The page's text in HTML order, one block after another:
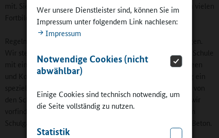
Wer unsere Dienstleister sind, können Sie im
Impressum unter folgendem Link nachlesen:
Impressum
Notwendige Cookies (nicht
abwählbar)
Einige Cookies sind technisch notwendig, um
die Seite vollständig zu nutzen.
Statistik
mit. Sie tauschen sich untereinander aus und profitieren von vielen
Fortbildungen zu höchst unterschiedlichen Themen.
Regelmäßig treffen sich darüber hinaus unsere Teamleitungen.
Wir stellen dabei immer wieder fest, dass im Grunde keine Schule
mit einer anderen vergleichbar ist. Jede hat ihre eigenen Ideen
und Konzepte. Darum stricken wir auch für jede Einrichtung ein
speziell auf sie zugeschnittenes Angebot. Es hängt sehr viel von
den Schulleitungen, aber auch von dem „Drumherum“, das wir
vorfinden, ab. Hier eine Schule mit sehr viel Grün und einem
Schulgarten, dort eine mit wenigen Spielgeräten und mehr Beton.